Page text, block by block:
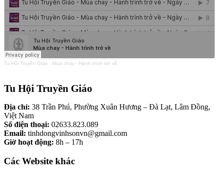
Tu Hội Truyền Giáo · Mùa chay - Hành trình trở về
Tu Hội Truyền Giáo
Địa chỉ: 38 Trần Phú, Phường Xuân Hương – Đà Lạt, Lâm Đồng,
Việt Nam
Số điện thoại: 02633.823.089
Email: tinhdongvinhsonvn@gmail.com
Giờ hoạt động: 8h – 17h
Các Website khác